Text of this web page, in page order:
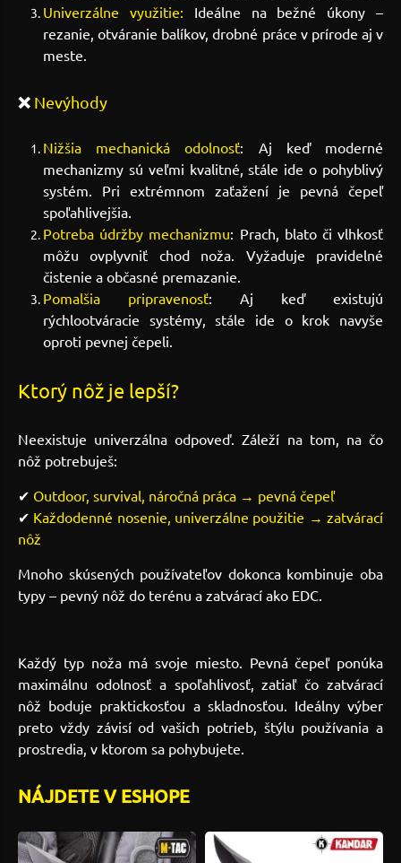
Univerzálne využitie: Ideálne na bežné úkony –
rezanie, otváranie balíkov, drobné práce v prírode aj v
meste.
❌ Nevýhody
Nižšia mechanická odolnosť: Aj keď moderné
mechanizmy sú veľmi kvalitné, stále ide o pohyblivý
systém. Pri extrémnom zaťažení je pevná čepeľ
spoľahlivejšia.
Potreba údržby mechanizmu: Prach, blato či vlhkosť
môžu ovplyvniť chod noža. Vyžaduje pravidelné
čistenie a občasné premazanie.
Pomalšia pripravenosť: Aj keď existujú
rýchlootváracie systémy, stále ide o krok navyše
oproti pevnej čepeli.
Ktorý nôž je lepší?
Neexistuje univerzálna odpoveď. Záleží na tom, na čo
nôž potrebuješ:
✔ Outdoor, survival, náročná práca → pevná čepeľ
✔ Každodenné nosenie, univerzálne použitie → zatvárací
nôž
Mnoho skúsených používateľov dokonca kombinuje oba
typy – pevný nôž do terénu a zatvárací ako EDC.
Každý typ noža má svoje miesto. Pevná čepeľ ponúka
maximálnu odolnosť a spoľahlivosť, zatiaľ čo zatvárací
nôž boduje praktickosťou a skladnosťou. Ideálny výber
preto vždy závisí od vašich potrieb, štýlu používania a
prostredia, v ktorom sa pohybujete.
NÁJDETE V ESHOPE